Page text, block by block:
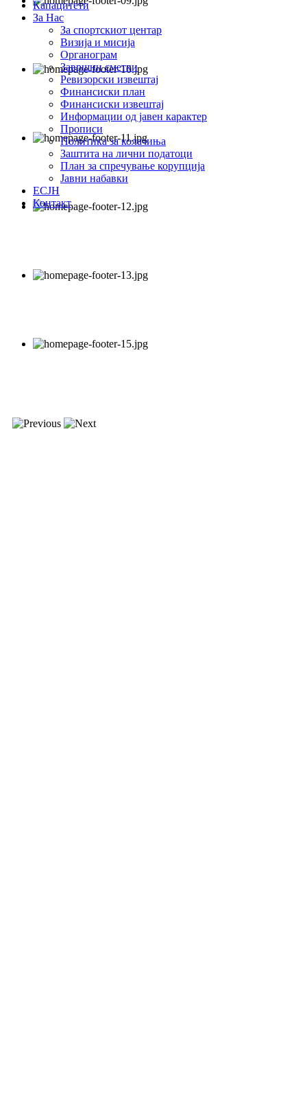
Капацитети
За Нас
За спортскиот центар
Визија и мисија
Органограм
Завршни сметки
Ревизорски извештај
Финансиски план
Финансиски извештај
Информации од јавен карактер
Прописи
Политика за колачиња
Заштита на лични податоци
План за спречување корупција
Јавни набавки
ЕСЈН
Контакт